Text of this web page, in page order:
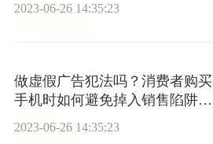
2023-06-26 14:35:23
做虚假广告犯法吗？消费者购买
手机时如何避免掉入销售陷阱
呢？ 环球新消息
2023-06-26 14:35:23